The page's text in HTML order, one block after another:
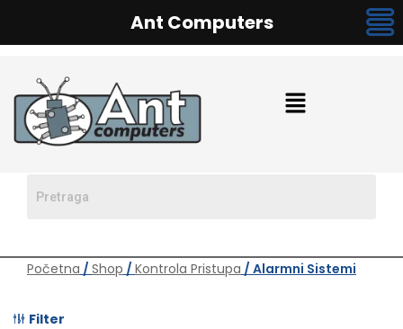
Početna / Shop / Kontrola Pristupa / Alarmni Sistemi
Filter
Ant Computers